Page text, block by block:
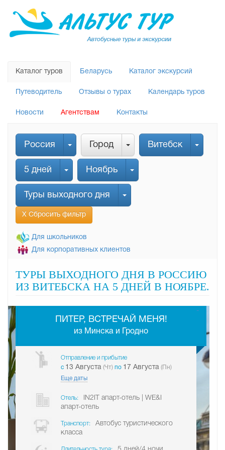
Каталог туров Беларусь Каталог экскурсий
Путеводитель Отзывы о турах Календарь туров
Новости Агентствам Контакты
Россия Город Витебск
5 дней Ноябрь
Туры выходного дня
Х Сбросить фильтр
Для школьников
Для корпоративных клиентов
ТУРЫ ВЫХОДНОГО ДНЯ В РОССИЮ
ИЗ ВИТЕБСКА НА 5 ДНЕЙ В НОЯБРЕ.
ПИТЕР, ВСТРЕЧАЙ МЕНЯ!
из Минска и Гродно
Отправление и прибытие
c 13 Августа (Чт) по 17 Августа (Пн)
Еще даты
Отель:
IN2IT апарт-отель | WE&I
апарт-отель
Транспорт:
Автобус туристического
класса
-